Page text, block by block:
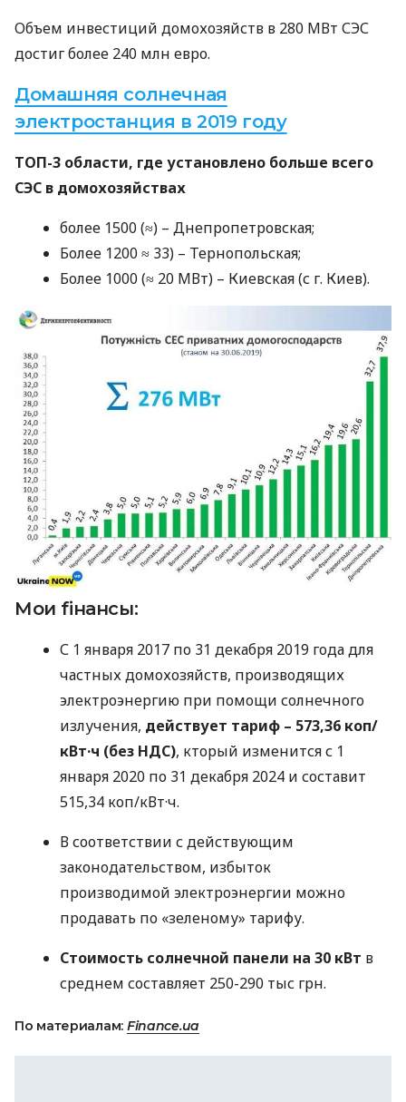
Объем инвестиций домохозяйств в 280 МВт СЭС
достиг более 240 млн евро.
Домашняя солнечная
электростанция в 2019 году
ТОП-3 области, где установлено больше всего
СЭС в домохозяйствах
более 1500 (≈) – Днепропетровская;
Более 1200 ≈ 33) – Тернопольская;
Более 1000 (≈ 20 МВт) – Киевская (с г. Киев).
Мои fiнансы:
С 1 января 2017 по 31 декабря 2019 года для
частных домохозяйств, производящих
электроэнергию при помощи солнечного
излучения, действует тариф – 573,36 коп/
кВт·ч (без НДС), кторый изменится с 1
января 2020 по 31 декабря 2024 и составит
515,34 коп/кВт·ч.
В соответствии с действующим
законодательством, избыток
производимой электроэнергии можно
продавать по «зеленому» тарифу.
Стоимость солнечной панели на 30 кВт в
среднем составляет 250-290 тыс грн.
По материалам: Finance.ua